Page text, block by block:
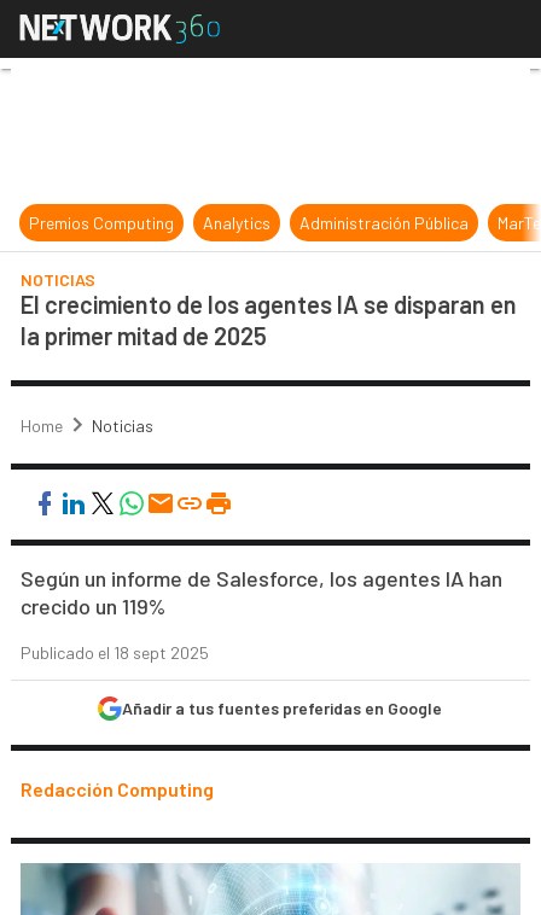
El crecimiento de los agentes IA
Premios Computing Analytics Administración Pública
NOTICIAS
El crecimiento de los agentes IA se disparan en
la primer mitad de 2025
Home Noticias
Según un informe de Salesforce, los agentes IA han
crecido un 119%
Publicado el 18 sept 2025
Añadir a tus fuentes preferidas en Google
Redacción Computing